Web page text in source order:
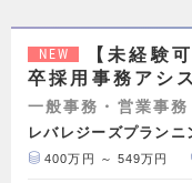
NEW
【未経験
卒採用事務アシ
一般事務・営業事務
レバレジーズプラン
400万円 ～ 549万円